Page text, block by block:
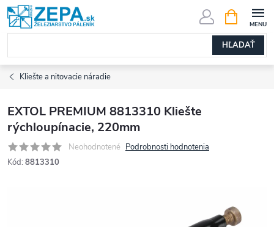
Prejsť
na
obsah
HĽADAŤ
KOŠÍK
Kliešte a nitovacie náradie
EXTOL PREMIUM 8813310 Kliešte
rýchloupínacie, 220mm
Neohodnotené Podrobnosti hodnotenia
Kód: 8813310